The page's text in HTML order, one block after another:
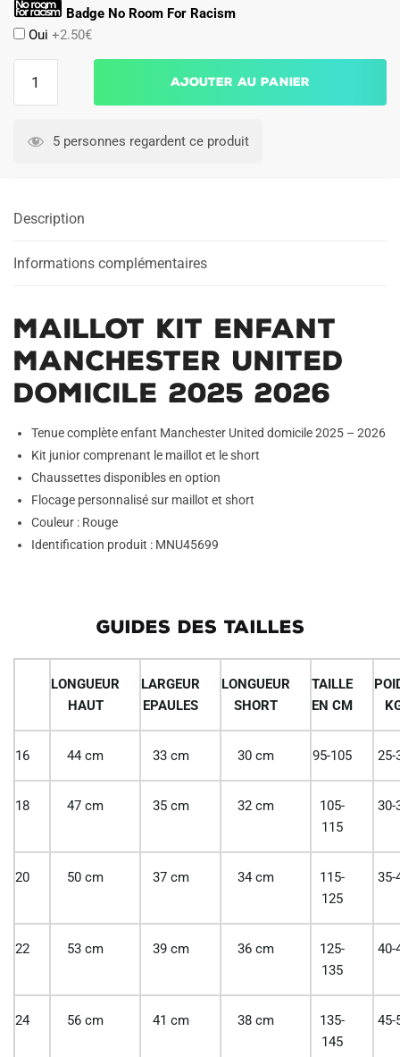
Badge No Room For Racism
Oui +2.50€
Domicile
2026
Ajouter au panier
5 personnes regardent ce produit
Description
Informations complémentaires
Maillot Kit Enfant
Manchester United
Domicile 2025 2026
Tenue complète enfant Manchester United domicile 2025 – 2026
Kit junior comprenant le maillot et le short
Chaussettes disponibles en option
Flocage personnalisé sur maillot et short
Couleur : Rouge
Identification produit : MNU45699
GUIDES DES TAILLES
LONGUEUR
HAUT
LARGEUR
EPAULES
LONGUEUR
SHORT
TAILLE
EN CM
16 44 cm 33 cm 30 cm 95-105 25-
18 47 cm 35 cm 32 cm
105-
115
30-
20 50 cm 37 cm 34 cm
115-
125
35-
22 53 cm 39 cm 36 cm
125-
135
40-
24 56 cm 41 cm 38 cm
135-
145
45-